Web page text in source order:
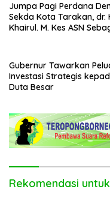
Jumpa Pagi Perdana
Sekda Kota Tarakan, dr.
Khairul. M. Kes ASN
Gubernur Tawarkan
Investasi Strategis
Duta Besar
Rekomendasi